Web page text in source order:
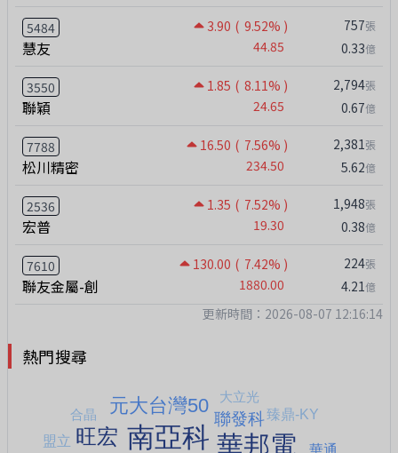
5484 3.90 ( 9.52% )
慧友 44.85
757張
0.33億
3550 1.85 ( 8.11% )
聯穎 24.65
2,794張
0.67億
7788 16.50 ( 7.56% )
松川精密 234.50
2,381 張
5.62億
2536 1.35 ( 7.52% )
宏普 19.30
1,948張
0.38億
7610 130.00 ( 7.42% )
聯友金屬-創 1880.00
224張
4.21億
更新時間：2026-08-07 12:16:14
熱門搜尋